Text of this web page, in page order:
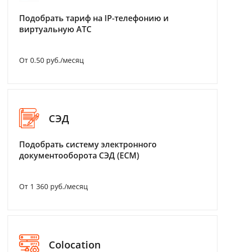
Подобрать тариф на IP-телефонию и
виртуальную АТС
От 0.50 руб./месяц
СЭД
Подобрать систему электронного
документооборота СЭД (ECM)
От 1 360 руб./месяц
Colocation